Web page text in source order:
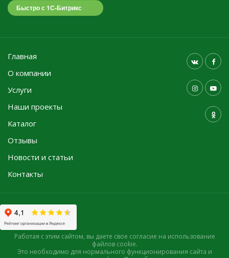
Быстро с 1С-Битрикс
Главная
О компании
Услуги
Наши проекты
Каталог
Отзывы
Новости и статьи
Контакты
Работая с этим сайтом, вы даете свое согласие на использование
файлов cookie.
Это необходимо для нормального функционирования сайта и